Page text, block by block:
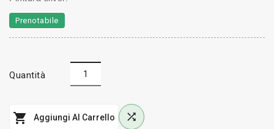
Prenotabile
Quantità
 Aggiungi Al Carrello 